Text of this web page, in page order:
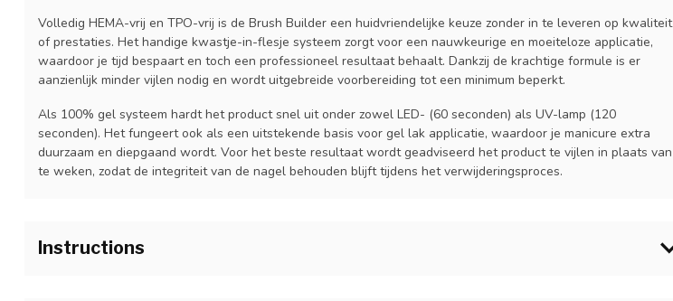
Volledig HEMA-vrij en TPO-vrij is de Brush Builder een huidvriendelijke keuze zonder in te leveren op kwaliteit
of prestaties. Het handige kwastje-in-flesje systeem zorgt voor een nauwkeurige en moeiteloze applicatie,
waardoor je tijd bespaart en toch een professioneel resultaat behaalt. Dankzij de krachtige formule is er
aanzienlijk minder vijlen nodig en wordt uitgebreide voorbereiding tot een minimum beperkt.
Als 100% gel systeem hardt het product snel uit onder zowel LED- (60 seconden) als UV-lamp (120
seconden). Het fungeert ook als een uitstekende basis voor gel lak applicatie, waardoor je manicure extra
duurzaam en diepgaand wordt. Voor het beste resultaat wordt geadviseerd het product te vijlen in plaats van
te weken, zodat de integriteit van de nagel behouden blijft tijdens het verwijderingsproces.
Instructions